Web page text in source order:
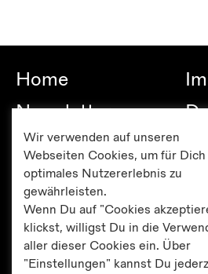
Home
Newsletter
Besuch
Publikationen
Editionen
Presse
Wir verwenden auf unseren
Webseiten Cookies, um für Dich
optimales Nutzererlebnis zu
gewährleisten.
Wenn Du auf "Cookies
klickst, willigst Du in die
aller dieser Cookies ein. Über
"Einstellungen" kannst Du